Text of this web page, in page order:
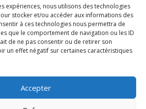
expériences, nous utilisons des technologies
stocker et/ou accéder aux informations des
à ces technologies nous permettra de
que le comportement de navigation ou les ID
de ne pas consentir ou de retirer son
un effet négatif sur certaines caractéristiques
Accepter
et une
Pourquoi la gestion locative devient un
levier stratégique pour valoriser son